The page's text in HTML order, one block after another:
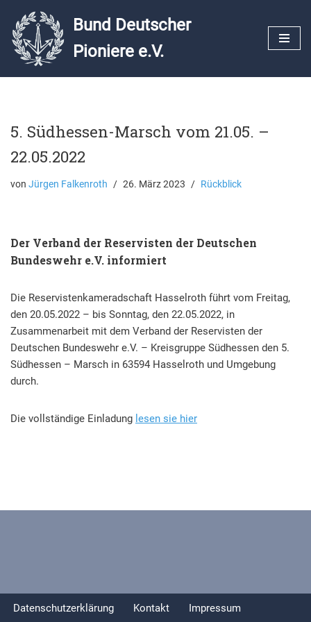
Zum
Inhalt
Bund Deutscher
Pioniere e.V.
5. Südhessen-Marsch vom 21.05. –
22.05.2022
von Jürgen Falkenroth 26. März 2023 Rückblick
Der Verband der Reservisten der Deutschen
Bundeswehr e.V. informiert
Die Reservistenkameradschaft Hasselroth führt vom Freitag,
den 20.05.2022 – bis Sonntag, den 22.05.2022, in
Zusammenarbeit mit dem Verband der Reservisten der
Deutschen Bundeswehr e.V. – Kreisgruppe Südhessen den 5.
Südhessen – Marsch in 63594 Hasselroth und Umgebung
durch.
Die vollständige Einladung lesen sie hier
Datenschutzerklärung Kontakt Impressum